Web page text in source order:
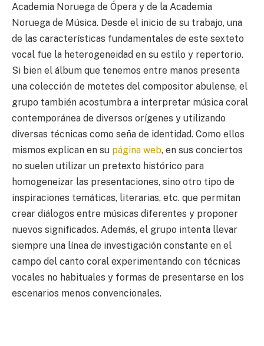
Academia Noruega de Ópera y de la Academia
Noruega de Música. Desde el inicio de su trabajo, una
de las características fundamentales de este sexteto
vocal fue la heterogeneidad en su estilo y repertorio.
Si bien el álbum que tenemos entre manos presenta
una colección de motetes del compositor abulense, el
grupo también acostumbra a interpretar música coral
contemporánea de diversos orígenes y utilizando
diversas técnicas como seña de identidad. Como ellos
mismos explican en su página web, en sus conciertos
no suelen utilizar un pretexto histórico para
homogeneizar las presentaciones, sino otro tipo de
inspiraciones temáticas, literarias, etc. que permitan
crear diálogos entre músicas diferentes y proponer
nuevos significados. Además, el grupo intenta llevar
siempre una línea de investigación constante en el
campo del canto coral experimentando con técnicas
vocales no habituales y formas de presentarse en los
escenarios menos convencionales.